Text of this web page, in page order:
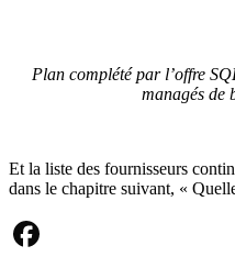
Plan complété par l’offre
managés de
Et la liste des fournisseurs
dans le chapitre suivant, «